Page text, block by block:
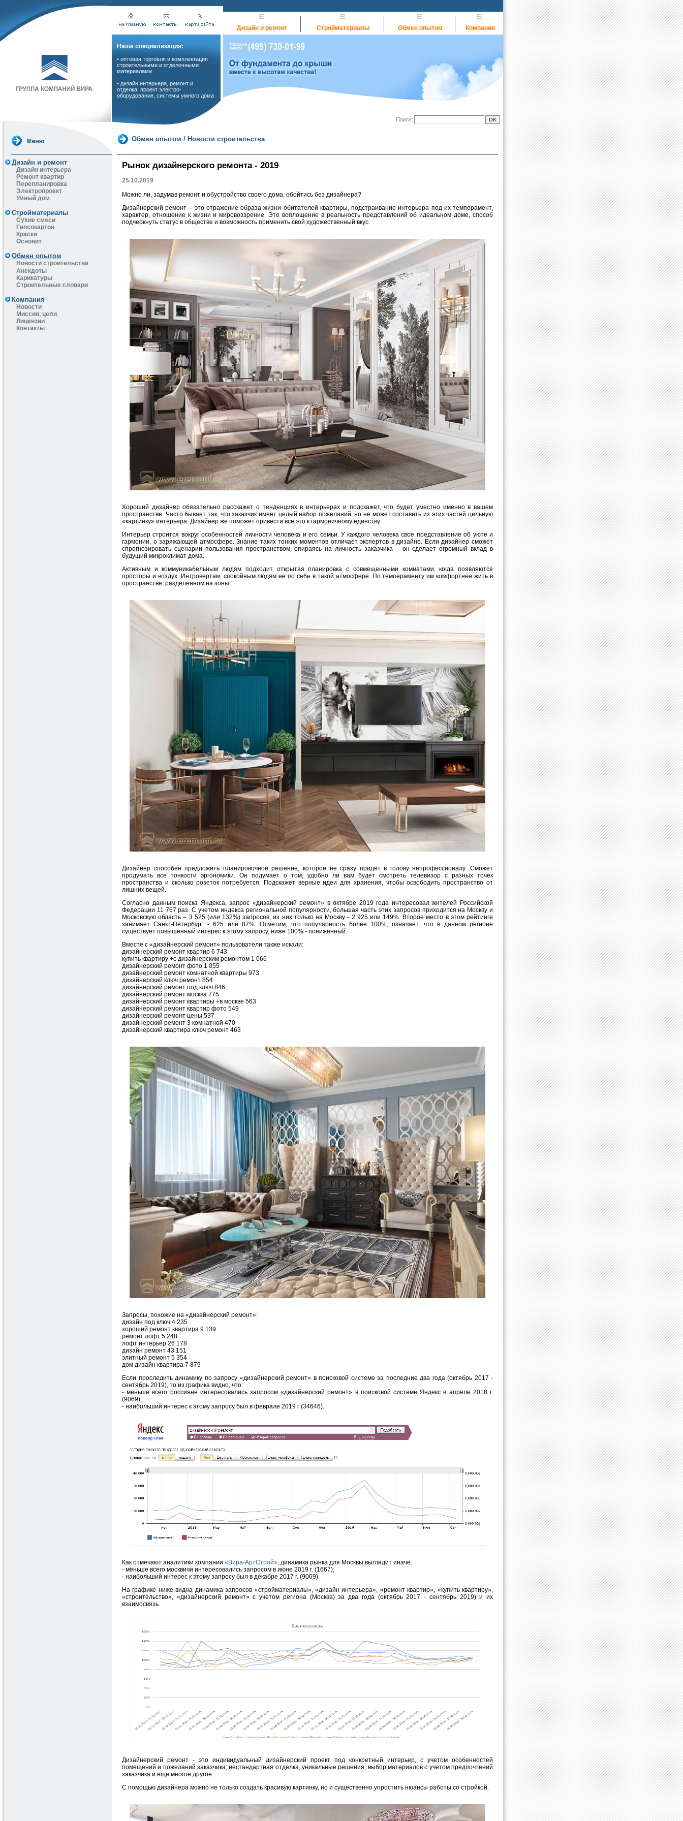
Дизайн и ремонт Стройматериалы Обмен опытом Компания
Наша специализация:
• оптовая торговля и комплектация
строительными и отделочными
материалами
• дизайн интерьера, ремонт и
отделка, проект электро-
оборудования, системы умного дома
Поиск:
Дизайн и ремонт
Дизайн интерьера
Ремонт квартир
Перепланировка
Электропроект
Умный дом
Стройматериалы
Сухие смеси
Гипсокартон
Краски
Основит
Обмен опытом
Новости строительства
Анекдоты
Карикатуры
Строительные словари
Компания
Новости
Миссия, цели
Лицензии
Контакты
Обмен опытом / Новости строительства
Рынок дизайнерского ремонта - 2019
25.10.2019
Можно ли, задумав ремонт и обустройство своего дома, обойтись без дизайнера?
Дизайнерский ремонт – это отражение образа жизни обитателей квартиры, подстраивание интерьера под их темперамент,
характер, отношение к жизни и мировоззрение. Это воплощение в реальность представлений об идеальном доме, способ
подчеркнуть статус в обществе и возможность применить свой художественный вкус.
Хороший дизайнер обязательно расскажет о тенденциях в интерьерах и подскажет, что будет уместно именно в вашем
пространстве. Часто бывает так, что заказчик имеет целый набор пожеланий, но не может составить из этих частей цельную
«картинку» интерьера. Дизайнер же поможет привести все это к гармоничному единству.
Интерьер строится вокруг особенностей личности человека и его семьи. У каждого человека свое представление об уюте и
гармонии, о заряжающей атмосфере. Знание таких тонких моментов отличает экспертов в дизайне. Если дизайнер сможет
спрогнозировать сценарии пользования пространством, опираясь на личность заказчика – он сделает огромный вклад в
будущий микроклимат дома.
Активным и коммуникабельным людям подходит открытая планировка с совмещенными комнатами, когда появляются
просторы и воздух. Интровертам, спокойным людям не по себе в такой атмосфере. По темпераменту им комфортнее жить в
пространстве, разделенном на зоны.
Дизайнер способен предложить планировочное решение, которое не сразу придёт в голову непрофессионалу. Сможет
продумать все тонкости эргономики. Он подумает о том, удобно ли вам будет смотреть телевизор с разных точек
пространства и сколько розеток потребуется. Подскажет верные идеи для хранения, чтобы освободить пространство от
лишних вещей.
Cогласно данным поиска Яндекса, запрос «дизайнерский ремонт» в октябре 2019 года интересовал жителей Российской
Федерации 11 767 раз. С учетом индекса региональной популярности, большая часть этих запросов приходится на Москву и
Московскую область – 3 525 (или 132%) запросов, из них только на Москву - 2 925 или 149%. Второе место в этом рейтинге
занимает Санкт-Петербург - 625 или 87%. Отметим, что популярность более 100%, означает, что в данном регионе
существует повышенный интерес к этому запросу, ниже 100% - пониженный.
Вместе с «дизайнерский ремонт» пользователи также искали:
дизайнерский ремонт квартир 6 743
купить квартиру +с дизайнерским ремонтом 1 066
дизайнерский ремонт фото 1 055
дизайнерский ремонт комнатной квартиры 973
дизайнерский ключ ремонт 854
дизайнерский ремонт под ключ 846
дизайнерский ремонт москва 775
дизайнерский ремонт квартиры +в москве 563
дизайнерский ремонт квартир фото 549
дизайнерский ремонт цены 537
дизайнерский ремонт 3 комнатной 470
дизайнерский квартира ключ ремонт 463
Запросы, похожие на «дизайнерский ремонт»:
дизайн под ключ 4 235
хороший ремонт квартира 9 139
ремонт лофт 5 248
лофт интерьер 26 178
дизайн ремонт 43 151
элитный ремонт 5 354
дом дизайн квартира 7 879
Если проследить динамику по запросу «дизайнерский ремонт» в поисковой системе за последние два года (октябрь 2017 -
сентябрь 2019), то из графика видно, что:
- меньше всего россияне интересовались запросом «дизайнерский ремонт» в поисковой системе Яндекс в апреле 2018 г.
(9069);
- наибольший интерес к этому запросу был в феврале 2019 г (34646).
Как отмечают аналитики компании «Вира-АртСтрой» , динамика рынка для Москвы выглядит иначе:
- меньше всего москвичи интересовались запросом в июне 2019 г. (1667);
- наибольший интерес к этому запросу был в декабре 2017 г. (9069).
На графике ниже видна динамика запросов «стройматериалы», «дизайн интерьера», «ремонт квартир», «купить квартиру»,
«строительство», «дизайнерский ремонт» с учетом региона (Москва) за два года (октябрь 2017 - сентябрь 2019) и их
взаимосвязь.
Дизайнерский ремонт - это индивидуальный дизайнерский проект под конкретный интерьер, с учетом особенностей
помещений и пожеланий заказчика; нестандартная отделка, уникальные решения; выбор материалов с учетом предпочтений
заказчика и еще многое другое.
С помощью дизайнера можно не только создать красивую картинку, но и существенно упростить нюансы работы со стройкой.